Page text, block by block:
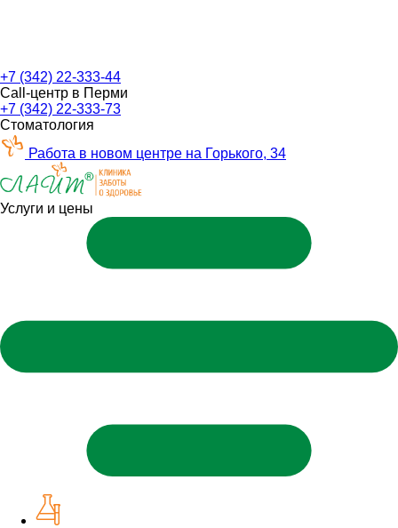
+7 (342) 22-333-44
Call-центр в Перми
+7 (342) 22-333-73
Стоматология
Работа в новом центре на Горького, 34
Услуги и цены